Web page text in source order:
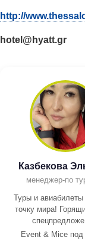
http://
hotel@hyatt.gr
Казбекова
менеджер-по
Туры и
точку мира!
Event & Mice